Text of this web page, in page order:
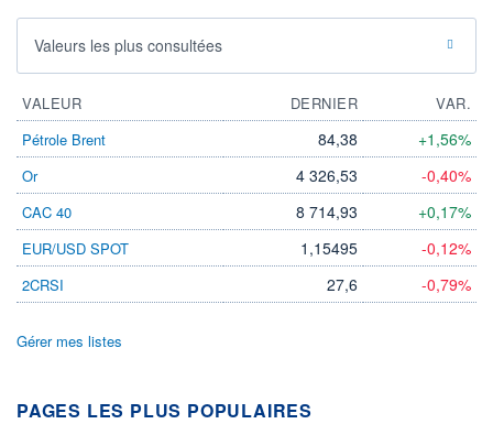
Valeurs les plus consultées
VALEUR DERNIER
VAR.
Pétrole Brent
84,38 +1,56%
Or 4 326,53 -0,40%
CAC 40 8 714,93 +0,17%
EUR/USD SPOT 1,15495 -0,12%
2CRSI 27,6 -0,79%
Gérer mes listes
PAGES LES PLUS POPULAIRES